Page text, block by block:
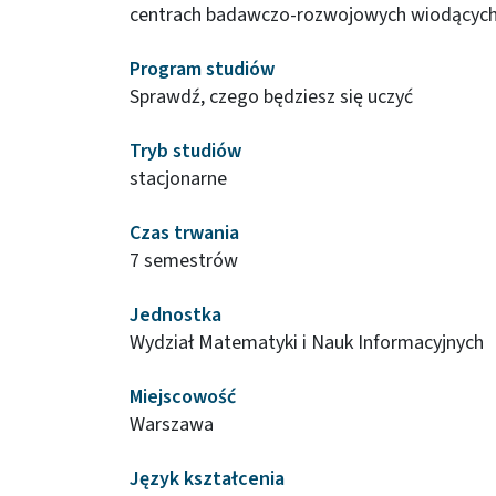
centrach badawczo-rozwojowych
Program studiów
Sprawdź, czego będziesz się uczyć
Tryb studiów
stacjonarne
Czas trwania
7 semestrów
Jednostka
Wydział Matematyki i Nauk Informacyjnych
Miejscowość
Warszawa
Język kształcenia